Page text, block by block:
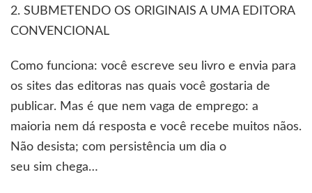
2. SUBMETENDO OS ORIGINAIS A UMA EDITORA
CONVENCIONAL
Como funciona: você escreve seu livro e envia para
os sites das editoras nas quais você gostaria de
publicar. Mas é que nem vaga de emprego: a
maioria nem dá resposta e você recebe muitos nãos.
Não desista; com persistência um dia o
seu sim chega…